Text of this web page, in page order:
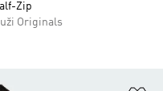
Zip
Originals